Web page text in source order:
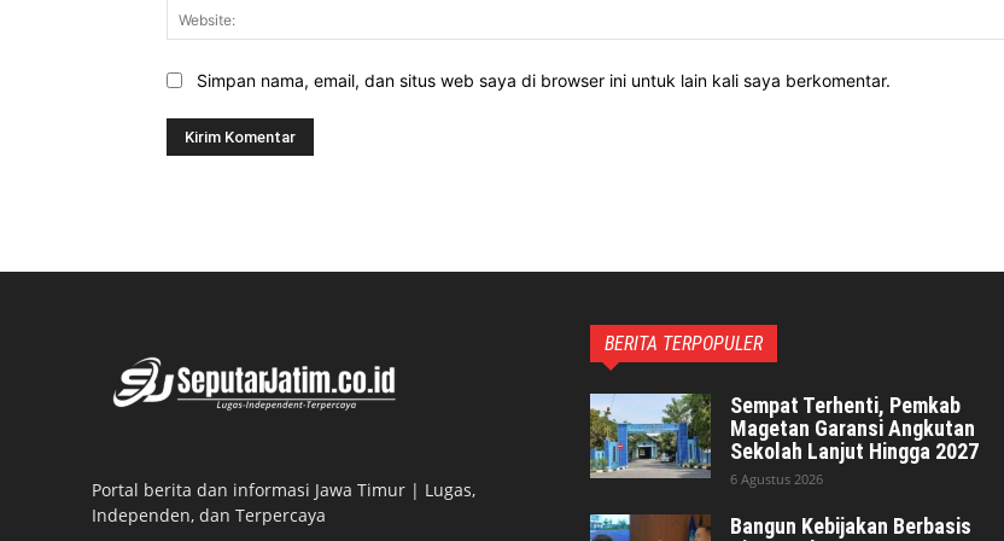
Simpan nama, email, dan situs web saya di browser ini untuk lain kali saya berkomentar.
Portal berita dan informasi Jawa Timur | Lugas,
Independen, dan Terpercaya
BERITA TERPOPULER
Sempat Terhenti, Pemkab
Magetan Garansi Angkutan
Sekolah Lanjut Hingga 2027
6 Agustus 2026
Bangun Kebijakan Berbasis